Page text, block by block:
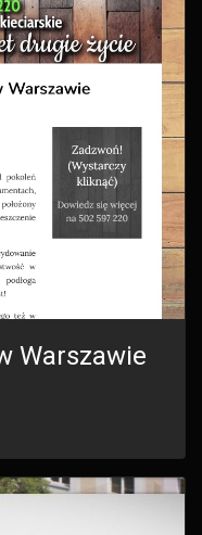
Warszawie